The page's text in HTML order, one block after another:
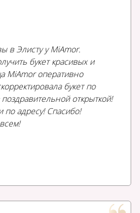
в Элисту у MiAmor.
букет красивых и
MiAmor оперативно
букет по
открыткой!
по адресу! Спасибо!